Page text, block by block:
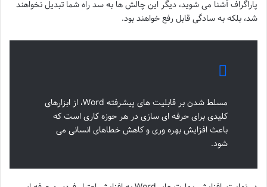
پاراگراف آشنا می شوید، دیگر این چالش ها به سد راه شما تبدیل نخواهند
شد، بلکه به سادگی قابل رفع خواهند بود.
مسلط شدن بر قابلیت های پیشرفته Word، از ابزارهای
کلیدی برای حرفه ای سازی در هر حوزه کاری است که
باعث افزایش بهره وری و کاهش خطاهای انسانی می
شود.